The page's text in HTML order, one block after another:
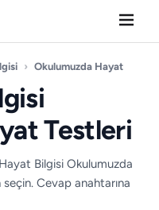
› Okulumuzda Hayat
Testleri
Bilgisi Okulumuzda
Cevap anahtarına